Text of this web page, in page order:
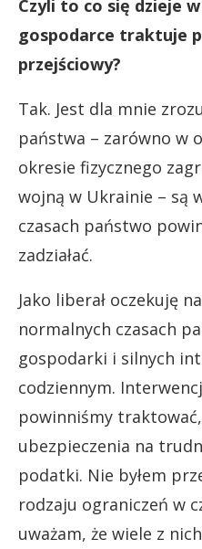
Czyli to co się dzieje
gospodarce traktuje
przejściowy?
Tak. Jest dla mnie
państwa – zarówno w
okresie fizycznego
wojną w Ukrainie – są
czasach państwo
zadziałać.
Jako liberał oczekuję
normalnych czasach
gospodarki i silnych
codziennym.
powinniśmy
ubezpieczenia na
podatki. Nie byłem
rodzaju ograniczeń w
uważam, że wiele z